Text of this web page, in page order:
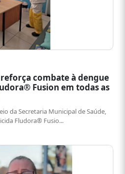
combate à dengue
Fusion em todas as
da Secretaria Municipal de Saúde,
Fludora® Fusio...